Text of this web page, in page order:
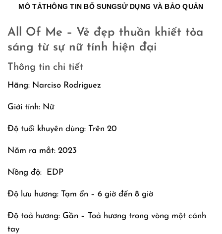
MÔ TẢTHÔNG TIN BỔ SUNGSỬ DỤNG VÀ BẢO QUẢN
All Of Me – Vẻ đẹp thuần khiết tỏa
sáng từ sự nữ tính hiện đại
Thông tin chi tiết
Hãng: Narciso Rodriguez
Giới tính: Nữ
Độ tuổi khuyên dùng: Trên 20
Năm ra mắt: 2023
Nồng độ: EDP
Độ lưu hương: Tạm ổn – 6 giờ đến 8 giờ
Độ toả hương: Gần – Toả hương trong vòng một cánh
tay